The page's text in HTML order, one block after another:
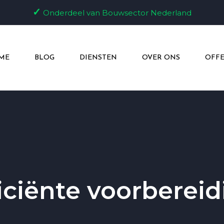
✓ Onderdeel van Bouwsector Nederland
BLOG DIENSTEN OVER ONS